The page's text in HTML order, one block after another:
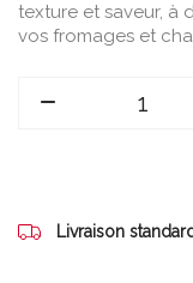
texture et saveur, à
vos fromages et
Livraison